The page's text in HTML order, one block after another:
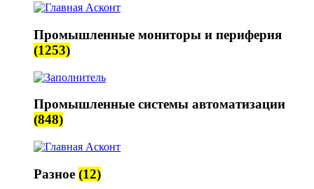
Промышленные мониторы и периферия
(1253)
Промышленные системы автоматизации
(848)
Разное (12)